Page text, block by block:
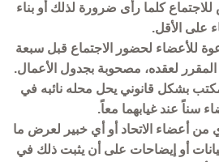
كلما رأى ضرورة لذلك أو بناء
على الأقل.
للأعضاء لحضور الاجتماع قبل سبعة
المقرر لعقده، مصحوبة بجدول الأعمال.
بشكل قانوني يحل محله نائبه في
سناً عند غيابهما معاً.
من أعضاء الاتحاد أو أي خبير لعرض ما
أو إيضاحات على أن يثبت ذلك في